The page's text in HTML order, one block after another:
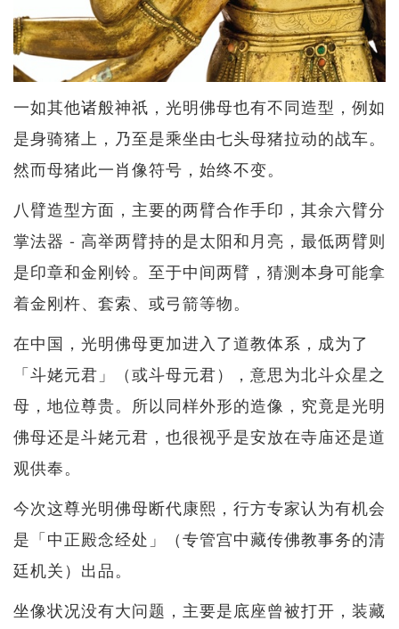
一如其他诸般神祇，光明佛母也有不同造型，例如
是身骑猪上，乃至是乘坐由七头母猪拉动的战车。
然而母猪此一肖像符号，始终不变。
八臂造型方面，主要的两臂合作手印，其余六臂分
掌法器 - 高举两臂持的是太阳和月亮，最低两臂则
是印章​​和金刚铃。至于中间两臂，猜测本身可能拿
着金刚杵、套索、或弓箭等物。
在中国，光明佛母更加进入了道教体系，成为了
「斗姥元君」（或斗母元君），意思为北斗众星之
母，地位尊贵。所以同样外形的造像，究竟是光明
佛母还是斗姥元君，也很视乎是安放在寺庙还是道
观供奉。
今次这尊光明佛母断代康熙，行方专家认为有机会
是「中正殿念经处」（专管宫中藏传佛教事务的清
廷机关）出品。
坐像状况没有大问题，主要是底座曾被打开，装藏